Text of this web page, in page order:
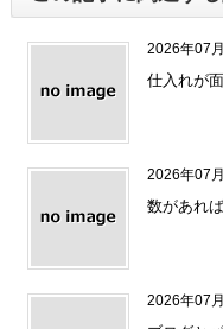
2026年07
仕入れが
2026年07
数があれ
2026年07